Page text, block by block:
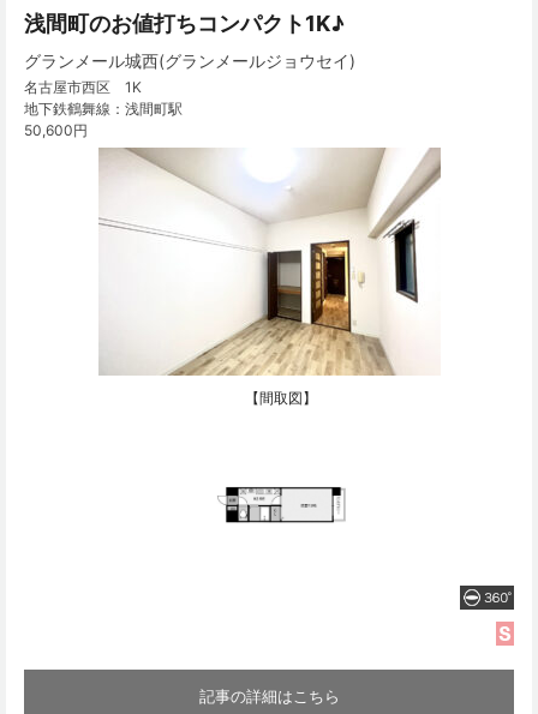
浅間町のお値打ちコンパクト1K♪
グランメール城西(グランメールジョウセイ)
名古屋市西区 1K
地下鉄鶴舞線：浅間町駅
50,600円
【間取図】
記事の詳細はこちら